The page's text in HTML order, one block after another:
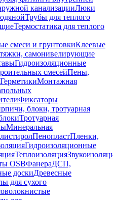
канализацииЛюки
Трубы для теплого
Термостатика для теплого
смеси и грунтовкиКлеевые
самонивелирующие
Гидроизоляционные
смесейПены,
ГерметикиМонтажная
Фиксаторы
блоки, тротуарная
Тротуарная
Минеральная
ПенопластПленки,
Гидроизоляционные
Теплоизоляция
OSBФанераДСП,
доскиДревесные
для сухого